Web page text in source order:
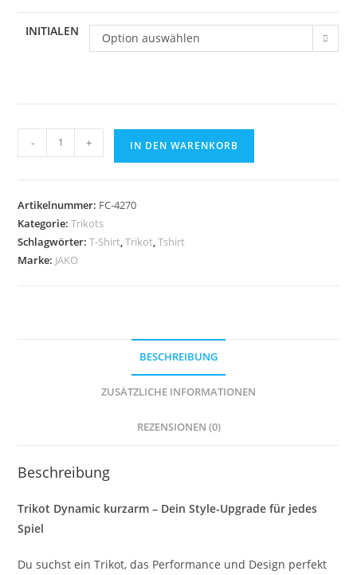
INITIALEN Option auswählen
Trikot
-
Verschiedene
Farben
- + IN DEN WARENKORB
Artikelnummer: FC-4270
Kategorie:Trikots
Schlagwörter:T-Shirt,Trikot,Tshirt
Marke: JAKO
BESCHREIBUNG
ZUSÄTZLICHE INFORMATIONEN
REZENSIONEN (0)
Beschreibung
Trikot Dynamic kurzarm – Dein Style-Upgrade für jedes
Spiel
Du suchst ein Trikot, das Performance und Design perfekt